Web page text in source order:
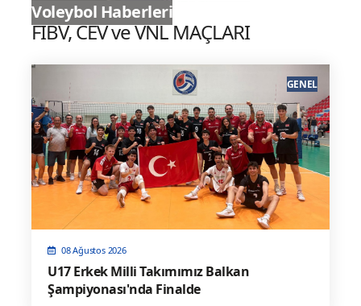
Voleybol Haberleri
FIBV, CEV ve VNL MAÇLARI
08 Ağustos 2026
U17 Erkek Milli Takımımız Balkan
Şampiyonası'nda Finalde
GENEL